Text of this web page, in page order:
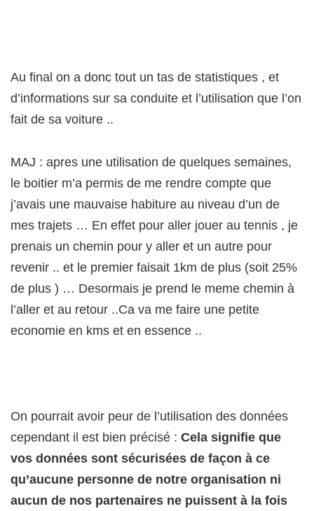
Au final on a donc tout un tas de statistiques , et
d’informations sur sa conduite et l’utilisation que l’on
fait de sa voiture ..
MAJ : apres une utilisation de quelques semaines,
le boitier m’a permis de me rendre compte que
j’avais une mauvaise habiture au niveau d’un de
mes trajets … En effet pour aller jouer au tennis , je
prenais un chemin pour y aller et un autre pour
revenir .. et le premier faisait 1km de plus (soit 25%
de plus ) … Desormais je prend le meme chemin à
l’aller et au retour ..Ca va me faire une petite
economie en kms et en essence ..
On pourrait avoir peur de l’utilisation des données
cependant il est bien précisé : Cela signifie que
vos données sont sécurisées de façon à ce
qu’aucune personne de notre organisation ni
aucun de nos partenaires ne puissent à la fois